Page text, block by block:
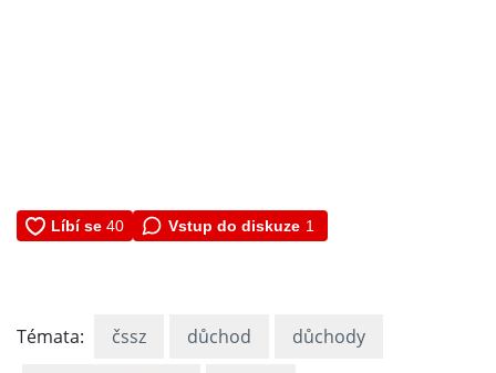
Vstup do diskuze 1
Témata: čssz důchod důchody